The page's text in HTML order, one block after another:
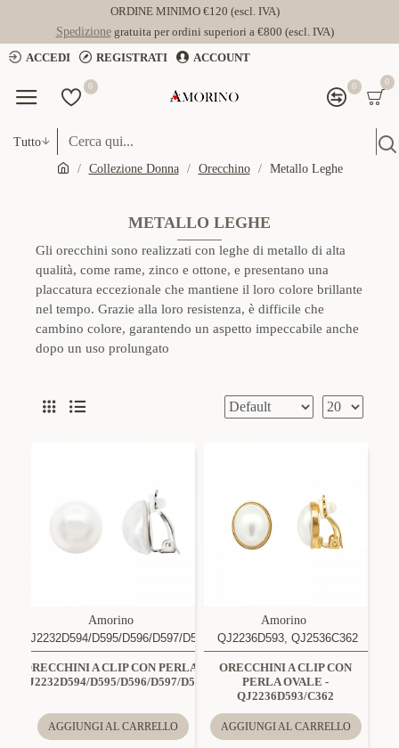
ORDINE MINIMO €120 (escl. IVA)
Spedizionegratuita per ordini superiori a €800 (escl. IVA)
ACCEDI
REGISTRATI ACCOUNT
0 0 0
Tutto
Collezione Donna Orecchino Metallo Leghe
METALLO LEGHE
Gli orecchini sono realizzati con leghe di metallo di alta
qualità, come rame, zinco e ottone, e presentano una
placcatura eccezionale che mantiene il loro colore brillante
nel tempo. Grazie alla loro resistenza, è difficile che
cambino colore, garantendo un aspetto impeccabile anche
dopo un uso prolungato
Amorino
QJ2232D594/D595/D596/D597/D598
ORECCHINI A CLIP CON PERLA -
QJ2232D594/D595/D596/D597/D598
AGGIUNGI AL CARRELLO
Amorino
QJ2236D593, QJ2536C362
ORECCHINI A CLIP CON
PERLA OVALE -
QJ2236D593/C362
AGGIUNGI AL CARRELLO